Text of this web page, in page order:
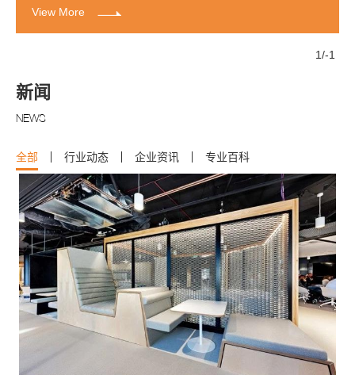
View More
1/-1
新闻
NEWS
全部 行业动态 企业资讯 专业百科